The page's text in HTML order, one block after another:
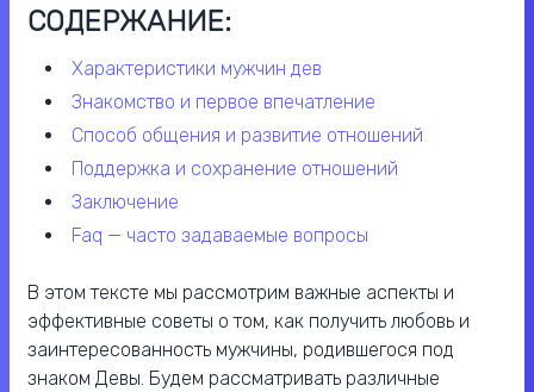
СОДЕРЖАНИЕ:
характеристики мужчин дев
знакомство и первое впечатление
способ общения и развитие отношений
поддержка и сохранение отношений
заключение
faq — часто задаваемые вопросы
В этом тексте мы рассмотрим важные аспекты и
эффективные советы о том, как получить любовь и
заинтересованность мужчины, родившегося под
знаком Девы. Будем рассматривать различные